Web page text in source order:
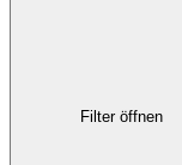
Filter öffnen